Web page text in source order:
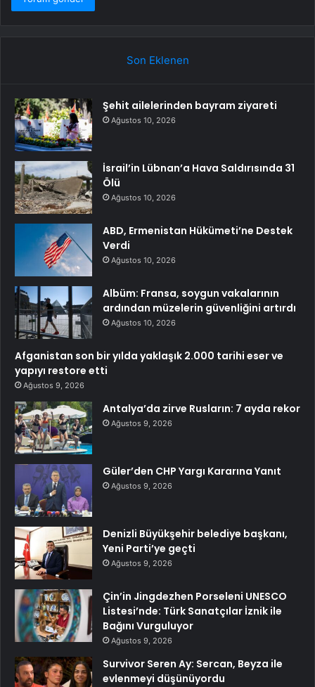
Son Eklenen
Şehit ailelerinden bayram ziyareti
Ağustos 10, 2026
İsrail’in Lübnan’a Hava Saldırısında 31
Ölü
Ağustos 10, 2026
ABD, Ermenistan Hükümeti’ne Destek
Verdi
Ağustos 10, 2026
Albüm: Fransa, soygun vakalarının
ardından müzelerin güvenliğini artırdı
Ağustos 10, 2026
Afganistan son bir yılda yaklaşık 2.000 tarihi eser ve
yapıyı restore etti
Ağustos 9, 2026
Antalya’da zirve Rusların: 7 ayda rekor
Ağustos 9, 2026
Güler’den CHP Yargı Kararına Yanıt
Ağustos 9, 2026
Denizli Büyükşehir belediye başkanı,
Yeni Parti’ye geçti
Ağustos 9, 2026
Çin’in Jingdezhen Porseleni UNESCO
Listesi’nde: Türk Sanatçılar İznik ile
Bağını Vurguluyor
Ağustos 9, 2026
Survivor Seren Ay: Sercan, Beyza ile
evlenmeyi düşünüyordu